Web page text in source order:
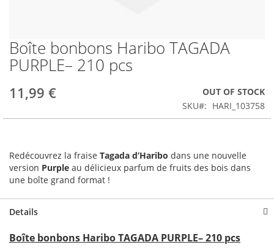
Skip
to
the
of
images
Boîte bonbons Haribo TAGADA
PURPLE– 210 pcs
11,99 €
OUT OF STOCK
SKU
HARI_103758
Redécouvrez la fraise Tagada d’Haribo dans une nouvelle
version Purple au délicieux parfum de fruits des bois dans
une boîte grand format !
Details
Boîte bonbons Haribo TAGADA PURPLE– 210 pcs